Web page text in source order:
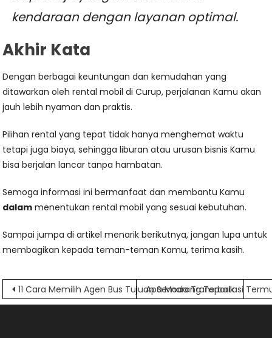
kendaraan dengan layanan optimal.
Akhir Kata
Dengan berbagai keuntungan dan kemudahan yang
ditawarkan oleh rental mobil di Curup, perjalanan Kamu akan
jauh lebih nyaman dan praktis.
Pilihan rental yang tepat tidak hanya menghemat waktu
tetapi juga biaya, sehingga liburan atau urusan bisnis Kamu
bisa berjalan lancar tanpa hambatan.
Semoga informasi ini bermanfaat dan membantu Kamu
dalam menentukan rental mobil yang sesuai kebutuhan.
Sampai jumpa di artikel menarik berikutnya, jangan lupa untuk
membagikan kepada teman-teman Kamu, terima kasih.
Navigasi
11 Cara Memilih Agen Bus Tujuan Semarang Terbaik
Apa Moda Transportasi